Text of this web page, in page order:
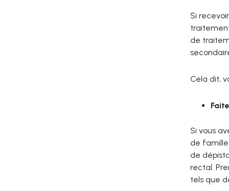
Si
de
Cela dit,
Si vous
de famille
de
rectal.
tels que